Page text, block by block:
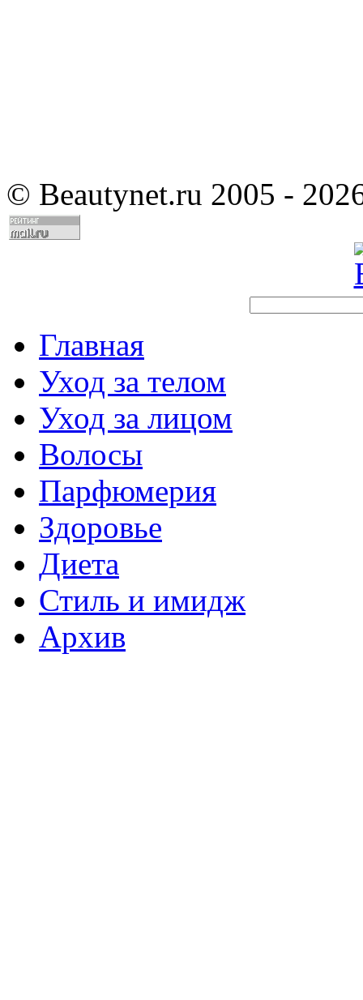
© Beautynet.ru 2005 -
Главная
Уход за телом
Уход за лицом
Волосы
Парфюмерия
Здоровье
Диета
Стиль и имидж
Архив